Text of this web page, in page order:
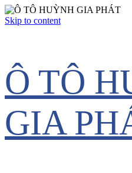
Skip to content
Ô TÔ
GIA